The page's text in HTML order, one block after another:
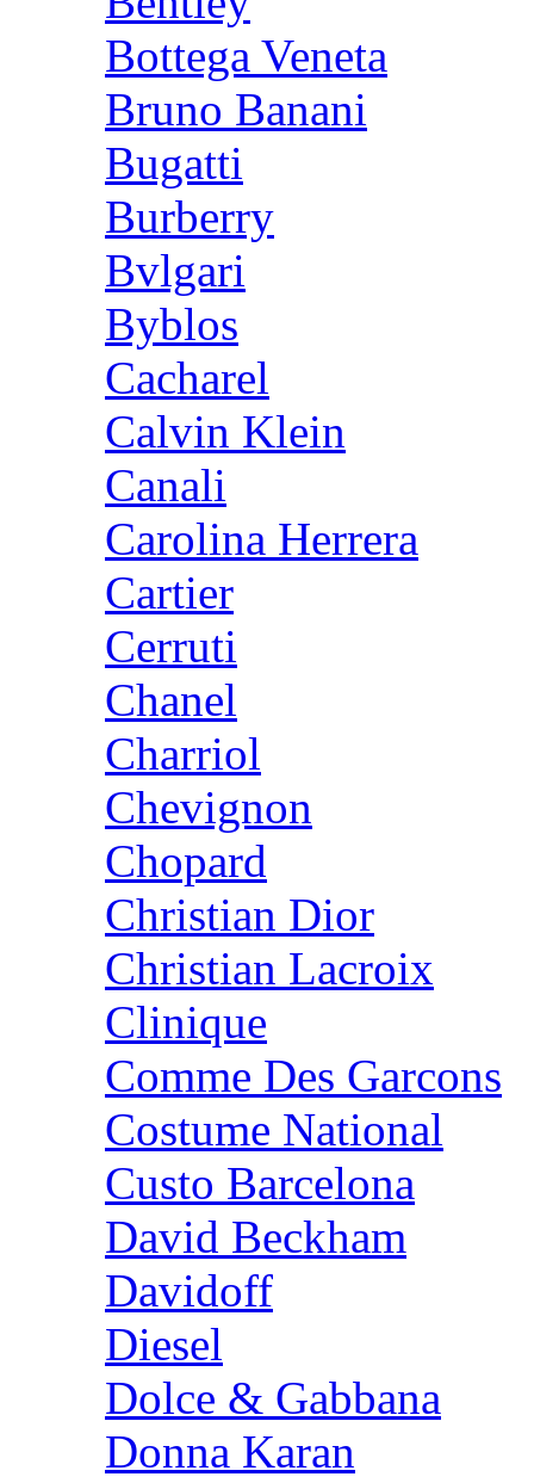
Bottega Veneta
Bruno Banani
Bugatti
Burberry
Bvlgari
Byblos
Cacharel
Calvin Klein
Canali
Carolina Herrera
Cartier
Cerruti
Chanel
Charriol
Chevignon
Chopard
Christian Dior
Christian Lacroix
Clinique
Comme Des Garcons
Costume National
Custo Barcelona
David Beckham
Davidoff
Diesel
Dolce & Gabbana
Donna Karan